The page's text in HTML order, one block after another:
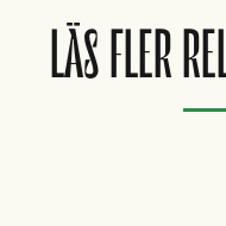
LÄS FLER